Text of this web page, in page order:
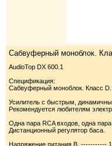
Сабвуферный моноблок.
AudioTop DX 600.1
Спецификация:
Сабвуферный моноблок. Класс D.
Усилитель с быстрым,
Рекомендуется любителям
Одна пара RCA входов, одна
Дистанционный регулятор баса.
Напряжение питания В. -----------